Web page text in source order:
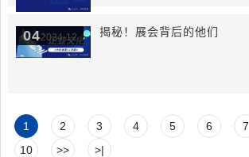
042024-12 揭秘！展会背后的他们
1 2 3 4 5 6 7
10
>> >|